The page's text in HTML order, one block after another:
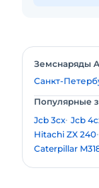
Земснаряды
Санкт-
Популярные
Jcb 3cх Jcb
Hitachi ZX 240
Caterpillar